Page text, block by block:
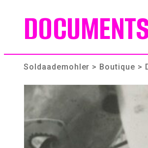
Soldaademohler > Boutique >